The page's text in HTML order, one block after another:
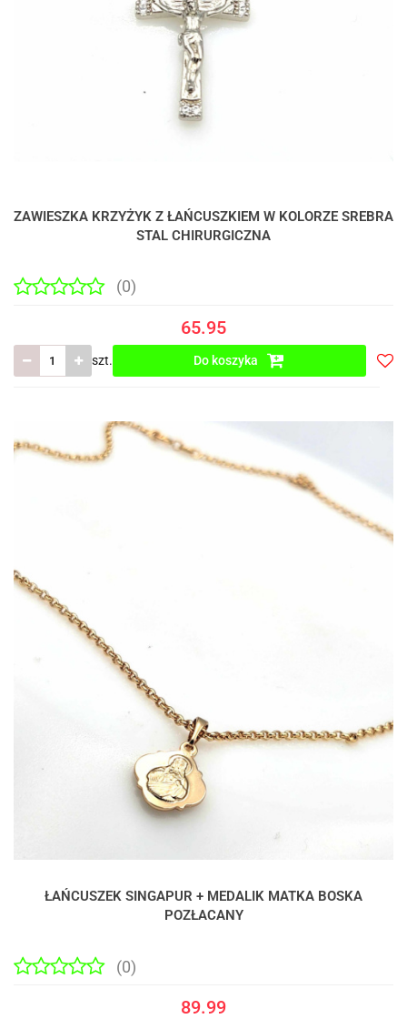
ZAWIESZKA KRZYŻYK Z ŁAŃCUSZKIEM W KOLORZE SREBRA
STAL CHIRURGICZNA
(0)
65.95
szt. Do koszyka
ŁAŃCUSZEK SINGAPUR + MEDALIK MATKA BOSKA
POZŁACANY
(0)
89.99